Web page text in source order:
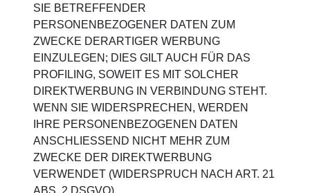
SIE BETREFFENDER
PERSONENBEZOGENER DATEN ZUM
ZWECKE DERARTIGER WERBUNG
EINZULEGEN; DIES GILT AUCH FÜR DAS
PROFILING, SOWEIT ES MIT SOLCHER
DIREKTWERBUNG IN VERBINDUNG STEHT.
WENN SIE WIDERSPRECHEN, WERDEN
IHRE PERSONENBEZOGENEN DATEN
ANSCHLIESSEND NICHT MEHR ZUM
ZWECKE DER DIREKTWERBUNG
VERWENDET (WIDERSPRUCH NACH ART. 21
ABS. 2 DSGVO).